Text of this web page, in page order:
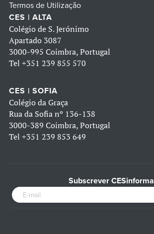
Termos de Utilização
CES | ALTA
Colégio de S. Jerónimo
Apartado 3087
3000-995 Coimbra, Portugal
Tel +351 239 855 570
CES | SOFIA
Colégio da Graça
Rua da Sofia nº 136-138
3000-389 Coimbra, Portugal
Tel +351 239 853 649
Subscrever CESinforma